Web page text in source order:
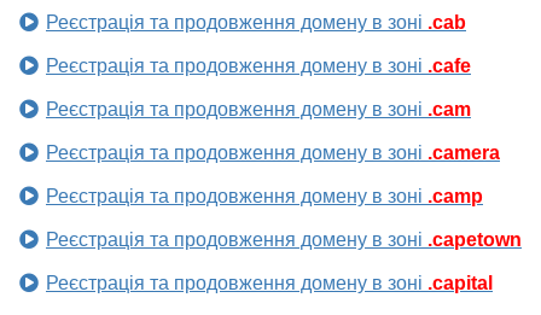
Реєстрація та продовження домену в зоні .cab
Реєстрація та продовження домену в зоні .cafe
Реєстрація та продовження домену в зоні .cam
Реєстрація та продовження домену в зоні .camera
Реєстрація та продовження домену в зоні .camp
Реєстрація та продовження домену в зоні .capetown
Реєстрація та продовження домену в зоні .capital